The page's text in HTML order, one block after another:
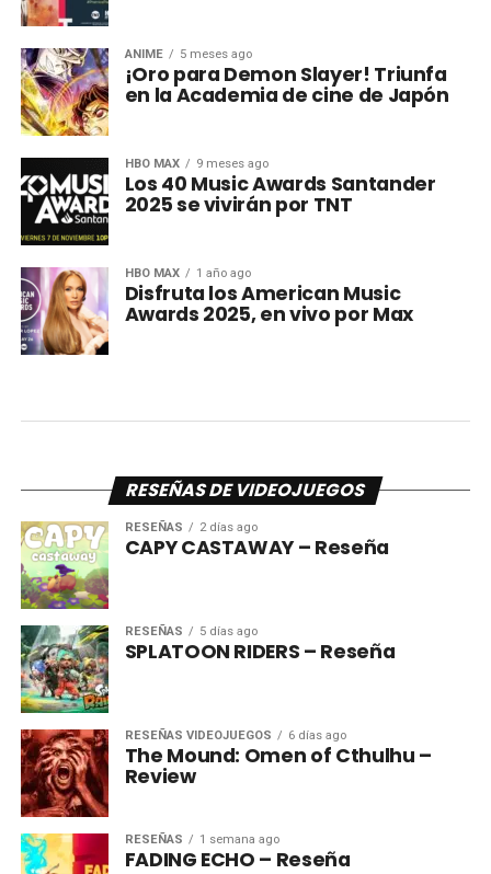
ANIME 5 meses ago
¡Oro para Demon Slayer! Triunfa
en la Academia de cine de Japón
HBO MAX 9 meses ago
Los 40 Music Awards Santander
2025 se vivirán por TNT
HBO MAX 1 año ago
Disfruta los American Music
Awards 2025, en vivo por Max
RESEÑAS DE VIDEOJUEGOS
RESEÑAS 2 días ago
CAPY CASTAWAY – Reseña
RESEÑAS 5 días ago
SPLATOON RIDERS – Reseña
RESEÑAS VIDEOJUEGOS 6 días ago
The Mound: Omen of Cthulhu –
Review
RESEÑAS 1 semana ago
FADING ECHO – Reseña